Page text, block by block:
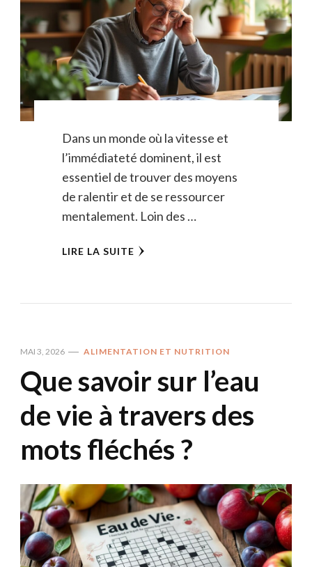
Dans un monde où la vitesse et
l’immédiateté dominent, il est
essentiel de trouver des moyens
de ralentir et de se ressourcer
mentalement. Loin des …
LIRE LA SUITE
MAI 3, 2026 ALIMENTATION ET NUTRITION
Que savoir sur l’eau
de vie à travers des
mots fléchés ?